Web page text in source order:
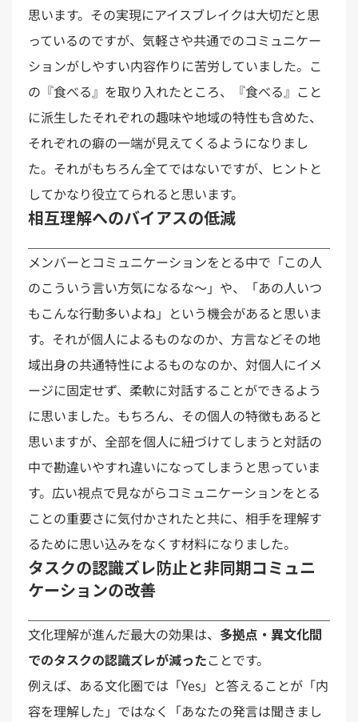
思います。その実現にアイスブレイクは大切だと思
っているのですが、気軽さや共通でのコミュニケー
ションがしやすい内容作りに苦労していました。こ
の『食べる』を取り入れたところ、『食べる』こと
に派生したそれぞれの趣味や地域の特性も含めた、
それぞれの癖の一端が見えてくるようになりまし
た。それがもちろん全てではないですが、ヒントと
してかなり役立てられると思います。
相互理解へのバイアスの低減
メンバーとコミュニケーションをとる中で「この人
のこういう言い方気になるな〜」や、「あの人いつ
もこんな行動多いよね」という機会があると思いま
す。それが個人によるものなのか、方言などその地
域出身の共通特性によるものなのか、対個人にイメ
ージに固定せず、柔軟に対話することができるよう
に思いました。もちろん、その個人の特徴もあると
思いますが、全部を個人に紐づけてしまうと対話の
中で勘違いやすれ違いになってしまうと思っていま
す。広い視点で見ながらコミュニケーションをとる
ことの重要さに気付かされたと共に、相手を理解す
るために思い込みをなくす材料になりました。
タスクの認識ズレ防止と非同期コミュニ
ケーションの改善
文化理解が進んだ最大の効果は、 多拠点・異文化間
でのタスクの認識ズレが減ったことです。
例えば、ある文化圏では「Yes」と答えることが「内
容を理解した」ではなく「あなたの発言は聞きまし